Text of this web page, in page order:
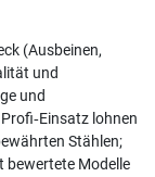
(Ausbeinen,
und
und
lohnen
Stählen;
bewertete Modelle